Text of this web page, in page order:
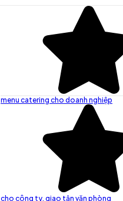
menu catering cho doanh nghiệp
cho công ty, giao tận văn phòng